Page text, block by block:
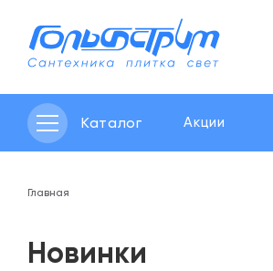
Каталог Акции
Главная
Новинки